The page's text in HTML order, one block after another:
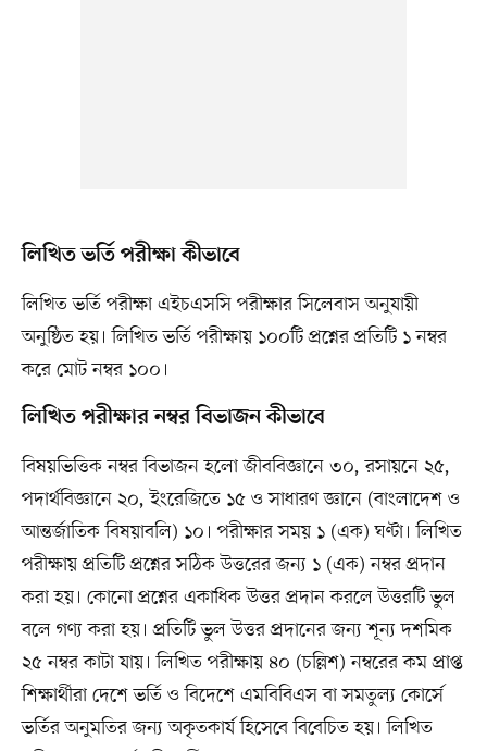
লিখিত ভর্তি পরীক্ষা কীভাবে
লিখিত ভর্তি পরীক্ষা এইচএসসি পরীক্ষার সিলেবাস অনুযায়ী
অনুষ্ঠিত হয়। লিখিত ভর্তি পরীক্ষায় ১০০টি প্রশ্নের প্রতিটি ১ নম্বর
করে মোট নম্বর ১০০।
লিখিত পরীক্ষার নম্বর বিভাজন কীভাবে
বিষয়ভিত্তিক নম্বর বিভাজন হলো জীববিজ্ঞানে ৩০, রসায়নে ২৫,
পদার্থবিজ্ঞানে ২০, ইংরেজিতে ১৫ ও সাধারণ জ্ঞানে (বাংলাদেশ ও
আন্তর্জাতিক বিষয়াবলি) ১০। পরীক্ষার সময় ১ (এক) ঘণ্টা। লিখিত
পরীক্ষায় প্রতিটি প্রশ্নের সঠিক উত্তরের জন্য ১ (এক) নম্বর প্রদান
করা হয়। কোনো প্রশ্নের একাধিক উত্তর প্রদান করলে উত্তরটি ভুল
বলে গণ্য করা হয়। প্রতিটি ভুল উত্তর প্রদানের জন্য শূন্য দশমিক
২৫ নম্বর কাটা যায়। লিখিত পরীক্ষায় ৪০ (চল্লিশ) নম্বরের কম প্রাপ্ত
শিক্ষার্থীরা দেশে ভর্তি ও বিদেশে এমবিবিএস বা সমতুল্য কোর্সে
ভর্তির অনুমতির জন্য অকৃতকার্য হিসেবে বিবেচিত হয়। লিখিত